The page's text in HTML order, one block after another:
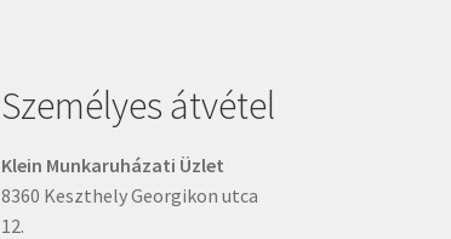
Személyes átvétel
Klein Munkaruházati Üzlet
8360 Keszthely Georgikon utca
12.